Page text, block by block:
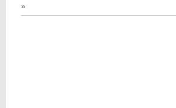
»